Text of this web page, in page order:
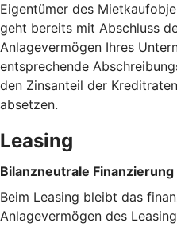
Eigentümer des
geht bereits mit Abschluss
Anlagevermögen Ihres
entsprechende
den Zinsanteil der
absetzen.
Leasing
Bilanzneutrale Finanzierung
Beim Leasing bleibt das
Anlagevermögen des